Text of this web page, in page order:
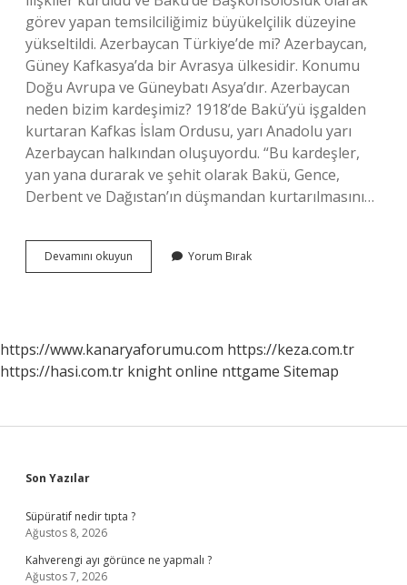
görev yapan temsilciliğimiz büyükelçilik düzeyine
yükseltildi. Azerbaycan Türkiye’de mi? Azerbaycan,
Güney Kafkasya’da bir Avrasya ülkesidir. Konumu
Doğu Avrupa ve Güneybatı Asya’dır. Azerbaycan
neden bizim kardeşimiz? 1918’de Bakü’yü işgalden
kurtaran Kafkas İslam Ordusu, yarı Anadolu yarı
Azerbaycan halkından oluşuyordu. “Bu kardeşler,
yan yana durarak ve şehit olarak Bakü, Gence,
Derbent ve Dağıstan’ın düşmandan kurtarılmasını…
Devamını okuyun
Ve
Yorum Bırak
https://www.kanaryaforumu.com https://keza.com.tr
https://hasi.com.tr knight online nttgame Sitemap
Sidebar
Son Yazılar
Süpüratif nedir tıpta ?
Ağustos 8, 2026
Kahverengi ayı görünce ne yapmalı ?
Ağustos 7, 2026